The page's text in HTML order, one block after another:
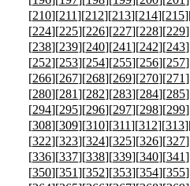
[210][211][212][213][214][215
[224][225][226][227][228][229
[238][239][240][241][242][243
[252][253][254][255][256][257
[266][267][268][269][270][271
[280][281][282][283][284][285
[294][295][296][297][298][299
[308][309][310][311][312][313
[322][323][324][325][326][327
[336][337][338][339][340][341
[350][351][352][353][354][355